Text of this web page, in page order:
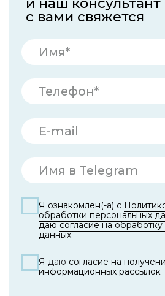
Max
info@supplementopt.com
+7 (800) 770-72-01